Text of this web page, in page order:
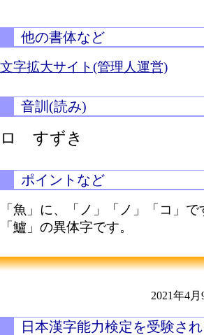
他の書体など
文字拡大サイト(管理人運営)
音訓(読み)
ロ すずき
ポイントなど
「魚」に、「ノ」「ノ」「コ」で
「鱸」の異体字です。
2021年4
日本漢字能力検定を受験さ